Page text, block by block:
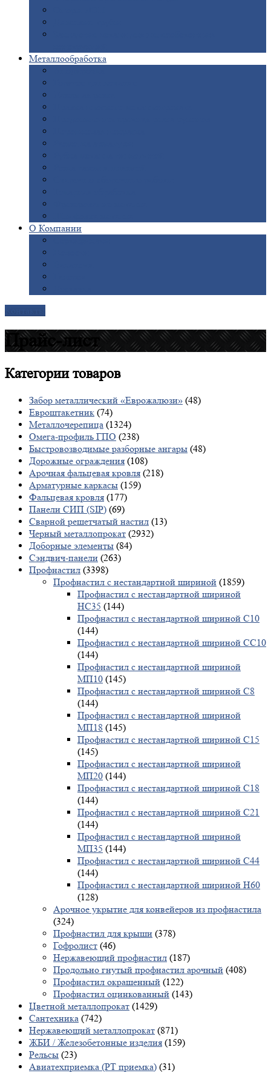
Металлообработка
О Компании
Прайс-лист
Категориитоваров
Забор металлический «Еврожалюзи» (48)
Евроштакетник (74)
Металлочерепица (1324)
Омега-профиль ГПО (238)
Быстровозводимые разборные ангары (48)
Дорожные ограждения (108)
Арочная фальцевая кровля (218)
Арматурные каркасы (159)
Фальцевая кровля (177)
Панели СИП (SIP) (69)
Сварной решетчатый настил (13)
Черный металлопрокат (2932)
Доборные элементы (84)
Сэндвич-панели (263)
Профнастил (3398)
Профнастил с нестандартной шириной (1859)
Профнастил с нестандартной шириной
НС35 (144)
Профнастил с нестандартной шириной С10
(144)
Профнастил с нестандартной шириной СС10
(144)
Профнастил с нестандартной шириной
МП10 (145)
Профнастил с нестандартной шириной С8
(144)
Профнастил с нестандартной шириной
МП18 (145)
Профнастил с нестандартной шириной С15
(145)
Профнастил с нестандартной шириной
МП20 (144)
Профнастил с нестандартной шириной С18
(144)
Профнастил с нестандартной шириной С21
(144)
Профнастил с нестандартной шириной
МП35 (144)
Профнастил с нестандартной шириной С44
(144)
Профнастил с нестандартной шириной Н60
(128)
Арочное укрытие для конвейеров из профнастила
(324)
Профнастил для крыши (378)
Гофролист (46)
Нержавеющий профнастил (187)
Продольно гнутый профнастил арочный (408)
Профнастил окрашенный (122)
Профнастил оцинкованный (143)
Цветной металлопрокат (1429)
Сантехника (742)
Нержавеющий металлопрокат (871)
ЖБИ / Железобетонные изделия (159)
Рельсы (23)
Авиатехприемка (РТ приемка) (31)